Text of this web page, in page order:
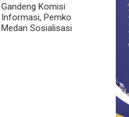
Gandeng Komisi
Informasi, Pemko
Medan Sosialisasi